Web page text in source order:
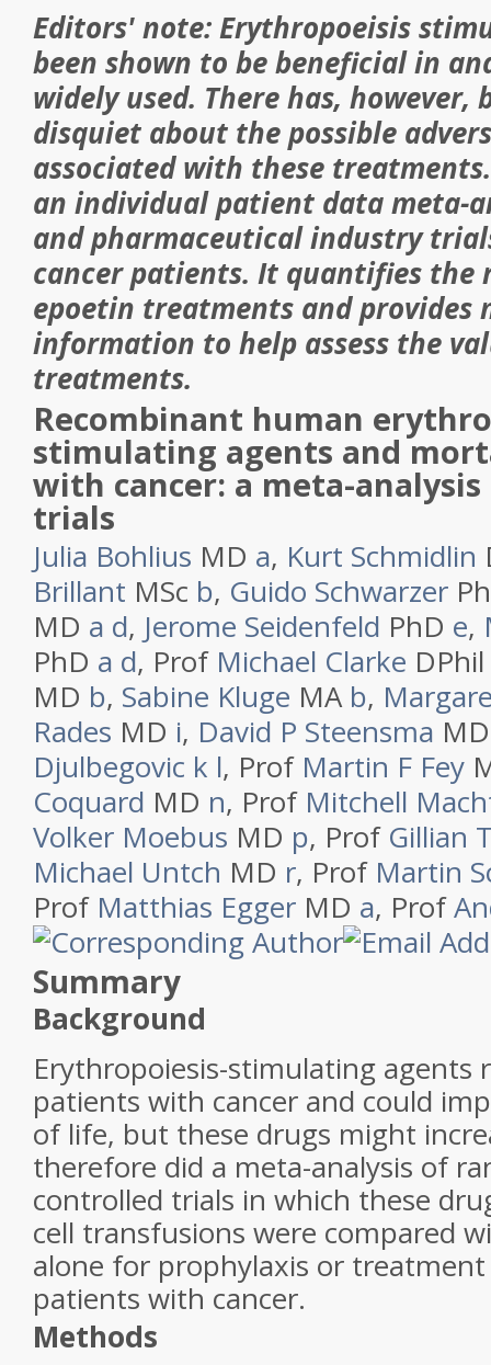
Editors' note:Erythropoeisis
been shown to be beneficial in
widely used. There has, however,
disquiet about the possible
associated with these
an individual patient data meta-
and pharmaceutical industry
cancer patients. It quantifies the
epoetin treatments and provides
information to help assess the
treatments.
Recombinant human
stimulating agents and
with cancer: a meta-
trials
Julia Bohlius MD a, Kurt Schmidlin
Brillant MSc b, Guido Schwarzer
MD a d, Jerome Seidenfeld PhD e,
PhD a d, Prof Michael Clarke DPhil
MD b, Sabine Kluge MA b,
Rades MD i, David P Steensma
Djulbegovic k l, Prof Martin F Fey
Coquard MD n, Prof Mitchell
Volker Moebus MD p, Prof Gillian
Michael Untch MD r, Prof Martin
Prof Matthias Egger MD a, Prof
Summary
Background
Erythropoiesis-stimulating agents
patients with cancer and could
of life, but these drugs might
therefore did a meta-analysis of
controlled trials in which these
cell transfusions were compared
alone for prophylaxis or
patients with cancer.
Methods